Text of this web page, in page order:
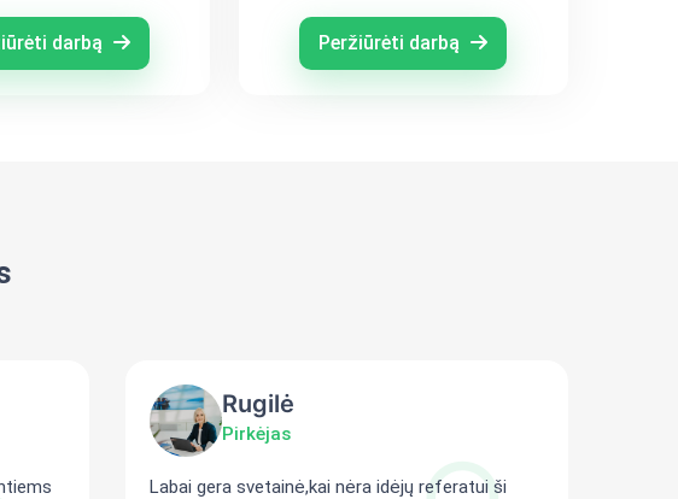
Marcinkevičius)
darbą
Savickis, Juozas Aputis)
Peržiūrėti darbą
Rugilė
Pirkėjas
Labai gera svetainė,kai nėra idėjų referatui ši